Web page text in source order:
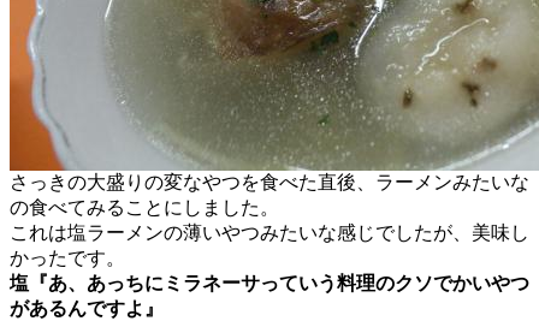
さっきの大盛りの変なやつを食べた直後、ラーメンみたいな
の食べてみることにしました。
これは塩ラーメンの薄いやつみたいな感じでしたが、美味し
かったです。
塩『あ、あっちにミラネーサっていう料理のクソでかいやつ
があるんですよ』